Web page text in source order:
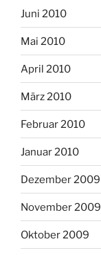
Juni 2010
Mai 2010
April 2010
März 2010
Februar 2010
Januar 2010
Dezember 2009
November 2009
Oktober 2009